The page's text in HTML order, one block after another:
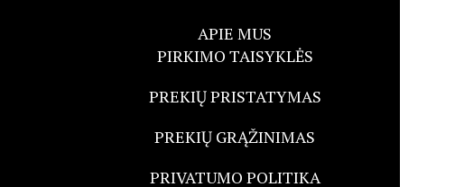
APIE MUS
PIRKIMO TAISYKLĖS
PREKIŲ PRISTATYMAS
PREKIŲ GRĄŽINIMAS
PRIVATUMO POLITIKA